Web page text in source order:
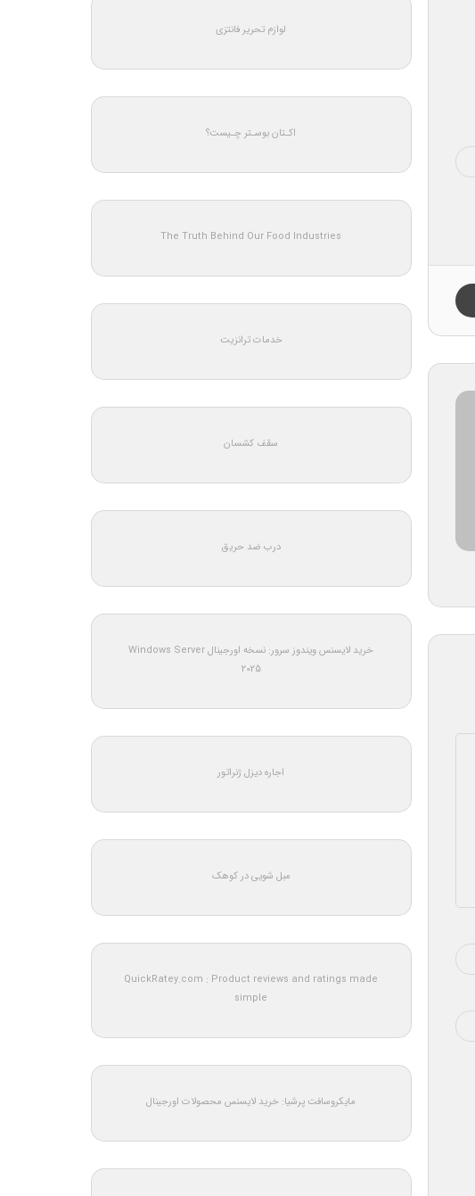
لوازم تحریر فانتزی
اکـتان بوسـتر چـیست؟
The Truth Behind Our Food Industries
خدمات ترانزیت
سقف کشسان
درب ضد حریق
خرید لایسنس ویندوز سرور: نسخه اورجینال Windows Server
2025
اجاره دیزل ژنراتور
مبل شویی در کوهک
QuickRatey.com : Product reviews and ratings made
simple
مایکروسافت پرشیا: خرید لایسنس محصولات اورجینال